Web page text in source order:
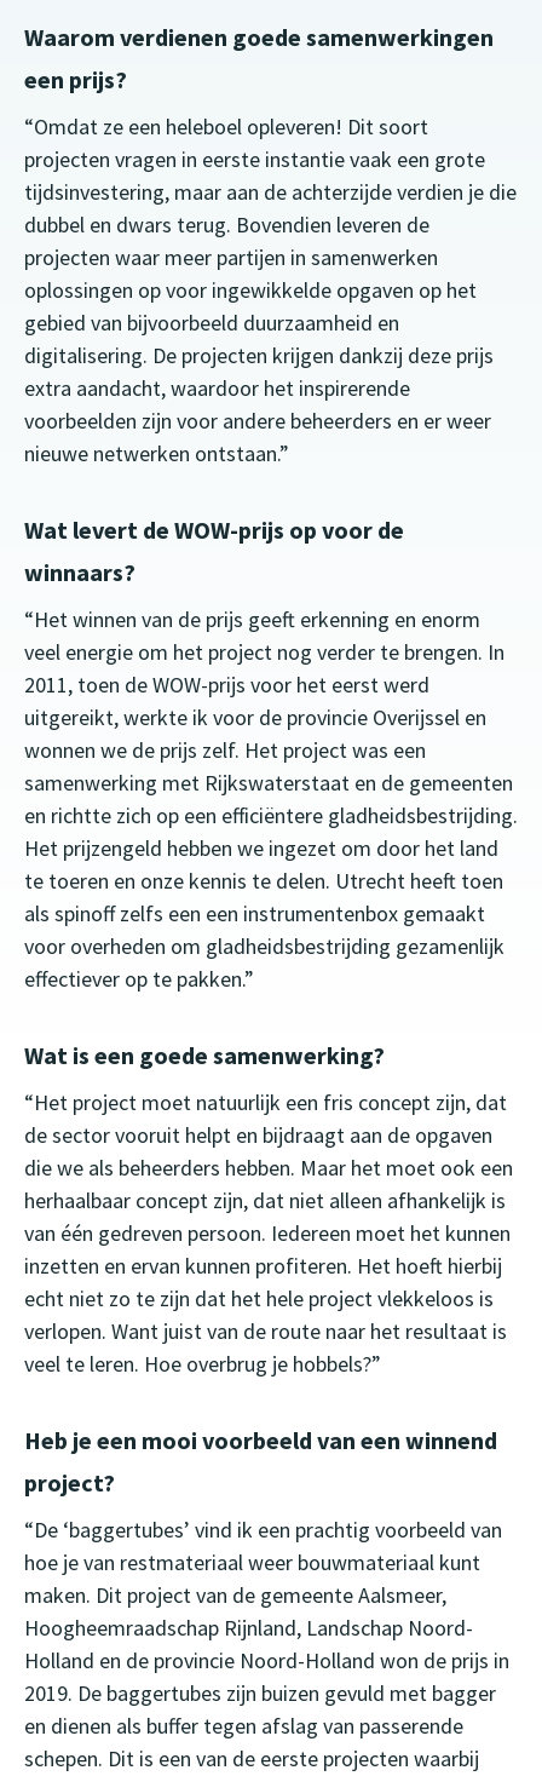
Waarom verdienen goede samenwerkingen
een prijs?
“Omdat ze een heleboel opleveren! Dit soort
projecten vragen in eerste instantie vaak een grote
tijdsinvestering, maar aan de achterzijde verdien je die
dubbel en dwars terug. Bovendien leveren de
projecten waar meer partijen in samenwerken
oplossingen op voor ingewikkelde opgaven op het
gebied van bijvoorbeeld duurzaamheid en
digitalisering. De projecten krijgen dankzij deze prijs
extra aandacht, waardoor het inspirerende
voorbeelden zijn voor andere beheerders en er weer
nieuwe netwerken ontstaan.”
Wat levert de WOW-prijs op voor de
winnaars?
“Het winnen van de prijs geeft erkenning en enorm
veel energie om het project nog verder te brengen. In
2011, toen de WOW-prijs voor het eerst werd
uitgereikt, werkte ik voor de provincie Overijssel en
wonnen we de prijs zelf. Het project was een
samenwerking met Rijkswaterstaat en de gemeenten
en richtte zich op een efficiëntere gladheidsbestrijding.
Het prijzengeld hebben we ingezet om door het land
te toeren en onze kennis te delen. Utrecht heeft toen
als spinoff zelfs een een instrumentenbox gemaakt
voor overheden om gladheidsbestrijding gezamenlijk
effectiever op te pakken.”
Wat is een goede samenwerking?
“Het project moet natuurlijk een fris concept zijn, dat
de sector vooruit helpt en bijdraagt aan de opgaven
die we als beheerders hebben. Maar het moet ook een
herhaalbaar concept zijn, dat niet alleen afhankelijk is
van één gedreven persoon. Iedereen moet het kunnen
inzetten en ervan kunnen profiteren. Het hoeft hierbij
echt niet zo te zijn dat het hele project vlekkeloos is
verlopen. Want juist van de route naar het resultaat is
veel te leren. Hoe overbrug je hobbels?”
Heb je een mooi voorbeeld van een winnend
project?
“De ‘baggertubes’ vind ik een prachtig voorbeeld van
hoe je van restmateriaal weer bouwmateriaal kunt
maken. Dit project van de gemeente Aalsmeer,
Hoogheemraadschap Rijnland, Landschap Noord-
Holland en de provincie Noord-Holland won de prijs in
2019. De baggertubes zijn buizen gevuld met bagger
en dienen als buffer tegen afslag van passerende
schepen. Dit is een van de eerste projecten waarbij